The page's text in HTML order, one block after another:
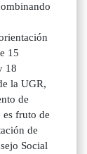
15
18
la UGR,
de
es fruto de
de
Social